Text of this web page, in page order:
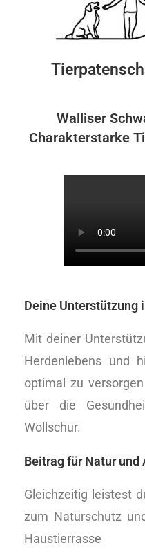
Walliser
Charakterstarke
Deine Unterstützung
Mit deiner
Herdenlebens und
optimal zu
über die
Wollschur.
Beitrag für Natur
Gleichzeitig leistest
zum Naturschutz